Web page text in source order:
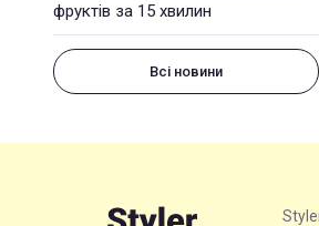
фруктів за 15 хвилин
Всі новини